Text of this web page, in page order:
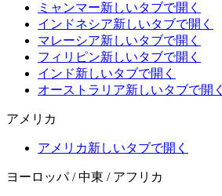
ミャンマー新しいタブで開く
インドネシア新しいタブで開く
マレーシア新しいタブで開く
フィリピン新しいタブで開く
インド新しいタブで開く
オーストラリア新しいタブで開く
アメリカ
アメリカ新しいタブで開く
ヨーロッパ / 中東 / アフリカ